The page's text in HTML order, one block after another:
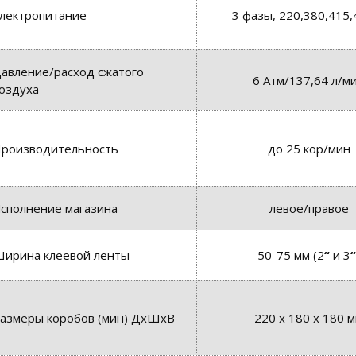
3 фазы,
расход сжатого
6 Атм/137,64 л/
до 25 кор/мин
магазина левое/правое
клеевой ленты 50-75 мм (2“ и 3“
коробов (мин) ДхШхВ 220 x 180 х 180